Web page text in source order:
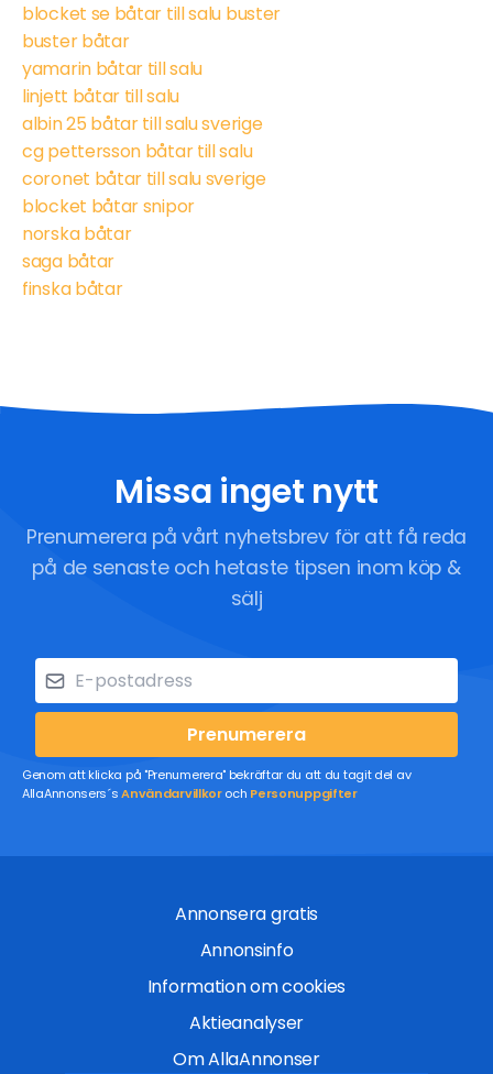
blocket se båtar till salu buster
buster båtar
yamarin båtar till salu
linjett båtar till salu
albin 25 båtar till salu sverige
cg pettersson båtar till salu
coronet båtar till salu sverige
blocket båtar snipor
norska båtar
saga båtar
finska båtar
Missa inget nytt
Prenumerera på vårt nyhetsbrev för att få reda
på de senaste och hetaste tipsen inom köp &
sälj
Prenumerera
Genom att klicka på "Prenumerera" bekräftar du att du tagit del av
AllaAnnonsers´sAnvändarvillkoroch Personuppgifter
Annonsera gratis
Annonsinfo
Information om cookies
Aktieanalyser
Om AllaAnnonser